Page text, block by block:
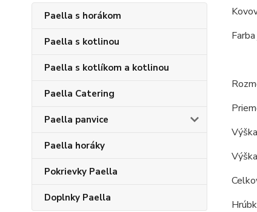
Paella s horákom
Paella s kotlinou
Paella s kotlíkom a kotlinou
Paella Catering
Paella panvice
Paella horáky
Pokrievky Paella
Doplnky Paella